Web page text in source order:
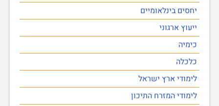
יחסים בינלאומיים
ייעוץ ארגוני
כימיה
כלכלה
לימודי ארץ ישראל
לימודי המזרח התיכון